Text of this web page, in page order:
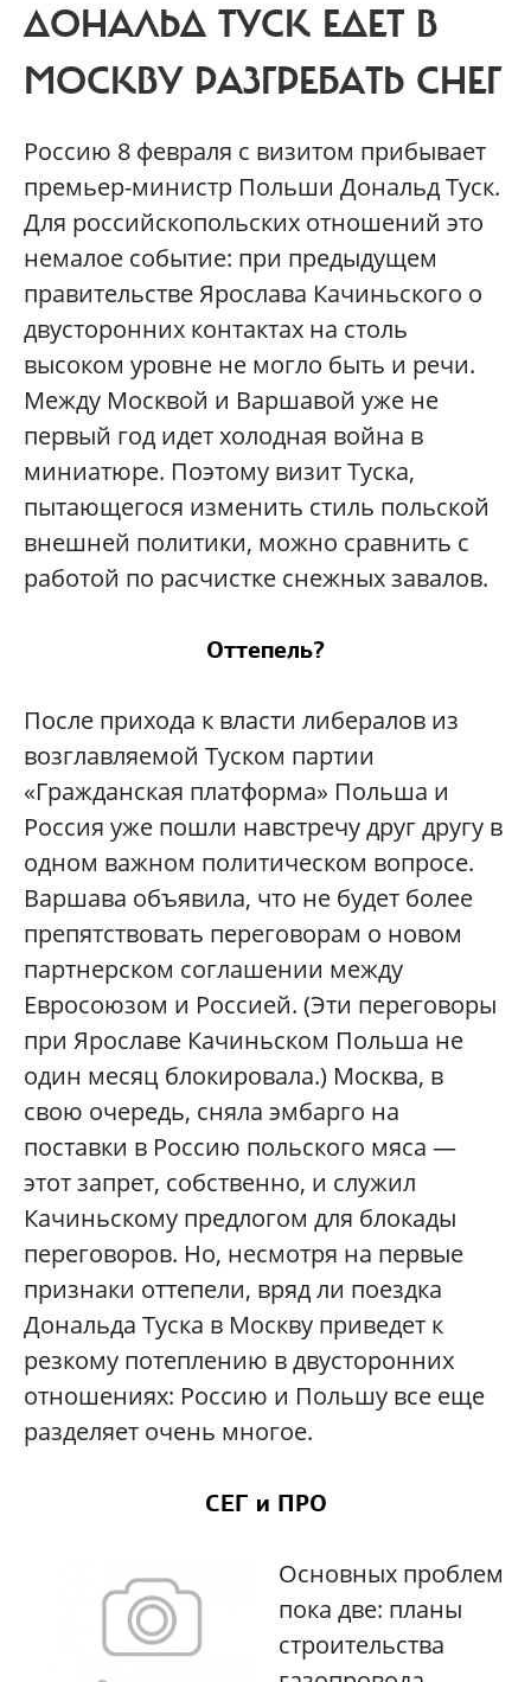
ДОНАЛЬД ТУСК ЕДЕТ В
МОСКВУ РАЗГРЕБАТЬ СНЕГ
Россию 8 февраля с визитом прибывает
премьер-министр Польши Дональд Туск.
Для российскопольских отношений это
немалое событие: при предыдущем
правительстве Ярослава Качиньского о
двусторонних контактах на столь
высоком уровне не могло быть и речи.
Между Москвой и Варшавой уже не
первый год идет холодная война в
миниатюре. Поэтому визит Туска,
пытающегося изменить стиль польской
внешней политики, можно сравнить с
работой по расчистке снежных завалов.
Оттепель?
После прихода к власти либералов из
возглавляемой Туском партии
«Гражданская платформа» Польша и
Россия уже пошли навстречу друг другу в
одном важном политическом вопросе.
Варшава объявила, что не будет более
препятствовать переговорам о новом
партнерском соглашении между
Евросоюзом и Россией. (Эти переговоры
при Ярославе Качиньском Польша не
один месяц блокировала.) Москва, в
свою очередь, сняла эмбарго на
поставки в Россию польского мяса —
этот запрет, собственно, и служил
Качиньскому предлогом для блокады
переговоров. Но, несмотря на первые
признаки оттепели, вряд ли поездка
Дональда Туска в Москву приведет к
резкому потеплению в двусторонних
отношениях: Россию и Польшу все еще
разделяет очень многое.
СЕГ и ПРО
Основных проблем
пока две: планы
строительства